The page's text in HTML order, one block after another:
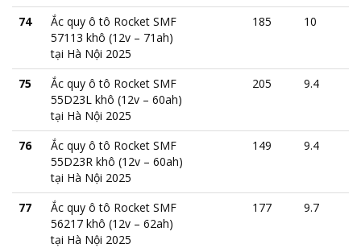
74
Ắc quy ô tô Rocket SMF
57113 khô (12v – 71ah)
tại Hà Nội 2025
185 10
75
Ắc quy ô tô Rocket SMF
55D23L khô (12v – 60ah)
tại Hà Nội 2025
205 9.4
76
Ắc quy ô tô Rocket SMF
55D23R khô (12v – 60ah)
tại Hà Nội 2025
149 9.4
77
Ắc quy ô tô Rocket SMF
56217 khô (12v – 62ah)
tại Hà Nội 2025
177 9.7